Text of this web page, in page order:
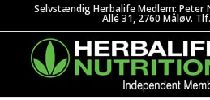
Selvstændig Herbalife Medlem: Peter
Allé 31, 2760 Måløv.